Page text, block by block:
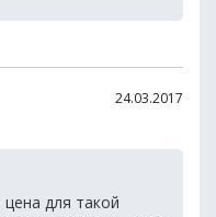
24.03.2017
для такой